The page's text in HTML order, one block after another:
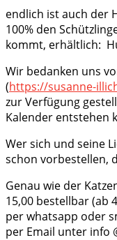
endlich ist auch der
100% den
kommt, erhältlich:
Wir bedanken uns
(https://susanne-
zur Verfügung
Kalender entstehen
Wer sich und seine
schon vorbestellen,
Genau wie der
15,00 bestellbar (ab
per whatsapp oder
per Email unter info